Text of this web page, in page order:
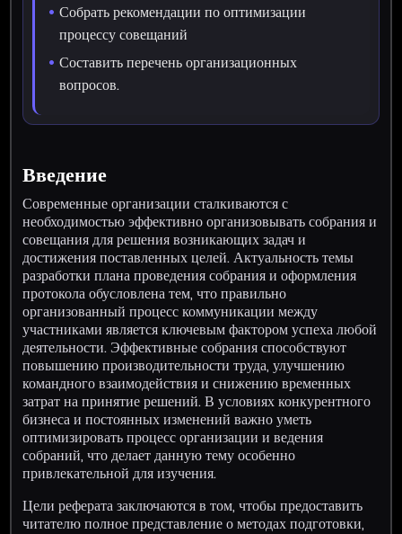
Собрать рекомендации по оптимизации
процессу совещаний
Составить перечень организационных
вопросов.
Введение
Современные организации сталкиваются с
необходимостью эффективно организовывать собрания и
совещания для решения возникающих задач и
достижения поставленных целей. Актуальность темы
разработки плана проведения собрания и оформления
протокола обусловлена тем, что правильно
организованный процесс коммуникации между
участниками является ключевым фактором успеха любой
деятельности. Эффективные собрания способствуют
повышению производительности труда, улучшению
командного взаимодействия и снижению временных
затрат на принятие решений. В условиях конкурентного
бизнеса и постоянных изменений важно уметь
оптимизировать процесс организации и ведения
собраний, что делает данную тему особенно
привлекательной для изучения.
Цели реферата заключаются в том, чтобы предоставить
читателю полное представление о методах подготовки,